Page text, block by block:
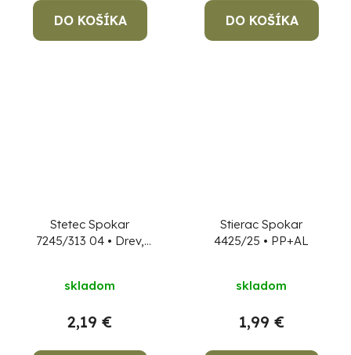
DO KOŠÍKA DO KOŠÍKA
Stetec Spokar
7245/313 04 • Drev,
skladom
2,19 €
Stierac Spokar
4425/25 • PP+AL
skladom
1,99 €